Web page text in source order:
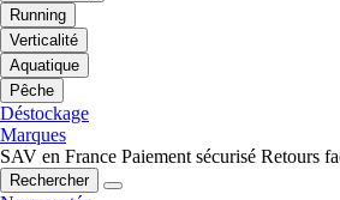
Running
Verticalité
Aquatique
Pêche
Déstockage
Marques
SAV en France Paiement sécurisé Retours
Rechercher